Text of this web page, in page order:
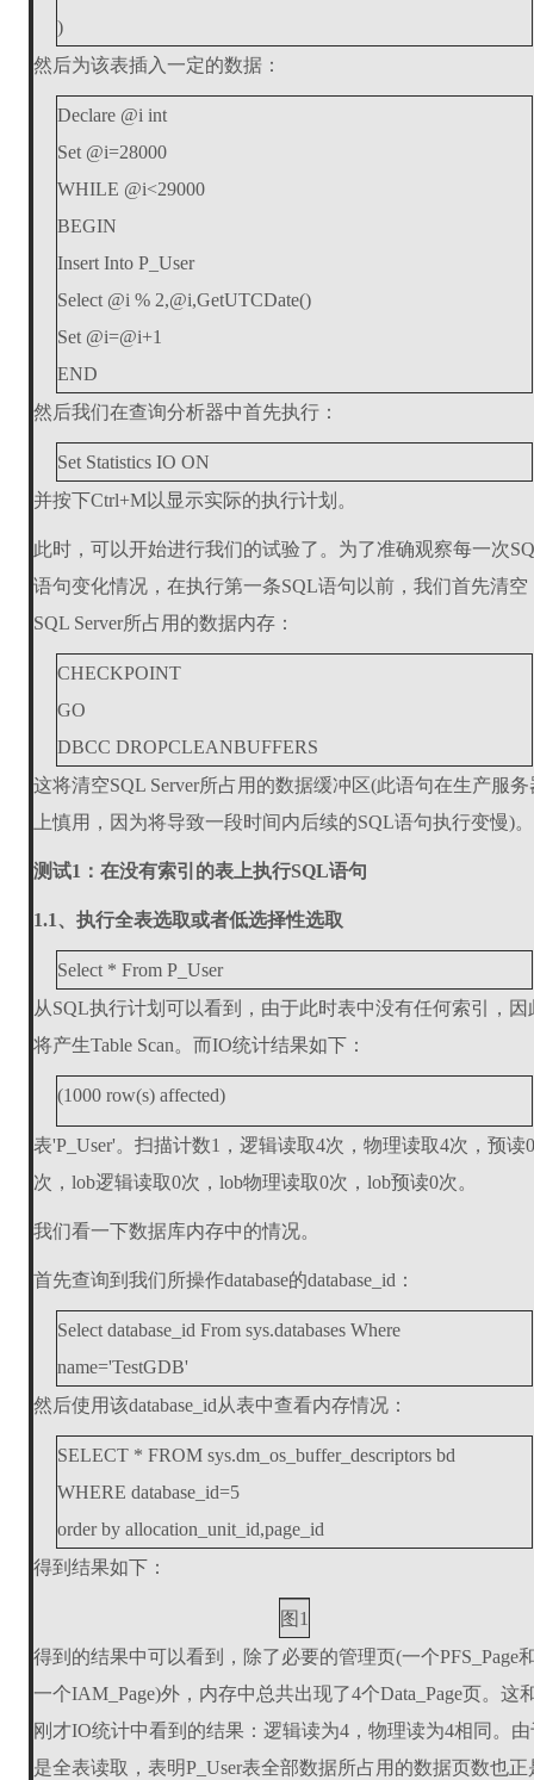
)
然后为该表插入一定的数据：
Declare @i int
Set @i=28000
WHILE @i<29000
BEGIN
Insert Into P_User
Select @i % 2,@i,GetUTCDate()
Set @i=@i+1
END
然后我们在查询分析器中首先执行：
Set Statistics IO ON
并按下Ctrl+M以显示实际的执行计划。
此时，可以开始进行我们的试验了。为了准确观察每一次
语句变化情况，在执行第一条SQL语句以前，我们首先清空
SQL Server所占用的数据内存：
CHECKPOINT
GO
DBCC DROPCLEANBUFFERS
这将清空SQL Server所占用的数据缓冲区(此语句在生产服务
上慎用，因为将导致一段时间内后续的SQL语句执行变慢)。
测试1：在没有索引的表上执行SQL语句
1.1、执行全表选取或者低选择性选取
Select * From P_User
从SQL执行计划可以看到，由于此时表中没有任何索引，因
将产生Table Scan。而IO统计结果如下：
(1000 row(s) affected)
表'P_User'。扫描计数1，逻辑读取4次，物理读取4次，预读0
次，lob逻辑读取0次，lob物理读取0次，lob预读0次。
我们看一下数据库内存中的情况。
首先查询到我们所操作database的database_id：
Select database_id From sys.databases Where
name='TestGDB'
然后使用该database_id从表中查看内存情况：
SELECT * FROM sys.dm_os_buffer_descriptors bd
WHERE database_id=5
order by allocation_unit_id,page_id
得到结果如下：
图1
得到的结果中可以看到，除了必要的管理页(一个PFS_Page
一个IAM_Page)外，内存中总共出现了4个Data_Page页。这
刚才IO统计中看到的结果：逻辑读为4，物理读为4相同。由
是全表读取，表明P_User表全部数据所占用的数据页数也正